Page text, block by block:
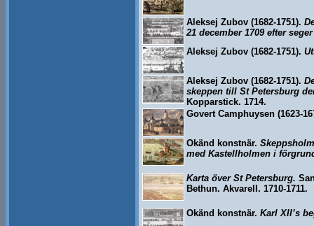
Aleksej Zubov (1682-1751).
21 december 1709 efter
Aleksej Zubov (1682-1751).
Aleksej Zubov (1682-1751).
skeppen till St Petersburg
Kopparstick. 1714.
Govert Camphuysen (1623-
Okänd konstnär.
med Kastellholmen i
Karta över St Petersburg.
Bethun. Akvarell. 1710-1711.
Okänd konstnär. Karl XII’s